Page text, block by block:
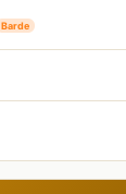
Barde